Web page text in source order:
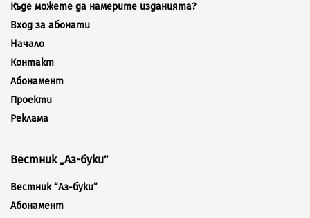
Къде можете да намерите изданията?
Вход за абонати
Начало
Контакт
Абонамент
Проекти
Реклама
Вестник „Аз-буки”
Вестник “Аз-буки”
Абонамент